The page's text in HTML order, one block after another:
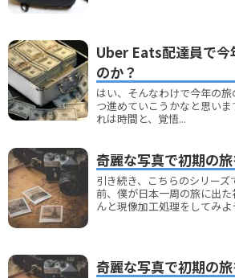
Uber Eats配達員で今
のか？
はい、そんなわけで今年の
つ進めていこうかなと思い
れは時間と、覚悟...
奇麗な写真で初期の
引き続き、こちらのシリー
前、僕が日本一周の旅に出
んと現像加工処理をしてみよ
奇麗な写真で初期の